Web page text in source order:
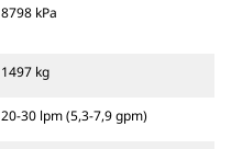
8798 kPa
1497 kg
20-30 lpm (5,3-7,9 gpm)